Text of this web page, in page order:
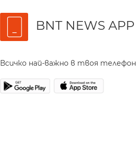
BNT NEWS APP
Всичко най-важно в твоя телефон